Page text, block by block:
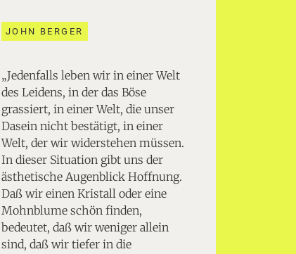
JOHN BERGER
„Jedenfalls leben wir in einer Welt
des Leidens, in der das Böse
grassiert, in einer Welt, die unser
Dasein nicht bestätigt, in einer
Welt, der wir widerstehen müssen.
In dieser Situation gibt uns der
ästhetische Augenblick Hoffnung.
Daß wir einen Kristall oder eine
Mohnblume schön finden,
bedeutet, daß wir weniger allein
sind, daß wir tiefer in die